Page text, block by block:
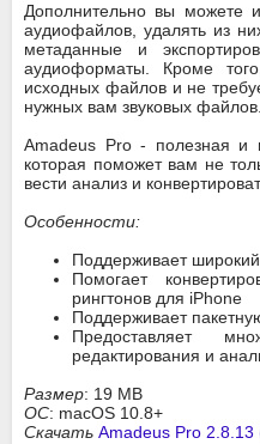
Дополнительно вы можете
аудиофайлов, удалять из
метаданные и
аудиоформаты. Кроме
исходных файлов и не
нужных вам звуковых файлов.
Amadeus Pro - полезная и
которая поможет вам не
вести анализ и
Особенности:
Поддерживает
Помогает
рингтонов для iPhone
Поддерживает
Предоставляет
редактирования и
Размер: 19 MB
ОС: macOS 10.8+
Скачать Amadeus Pro 2.8.13